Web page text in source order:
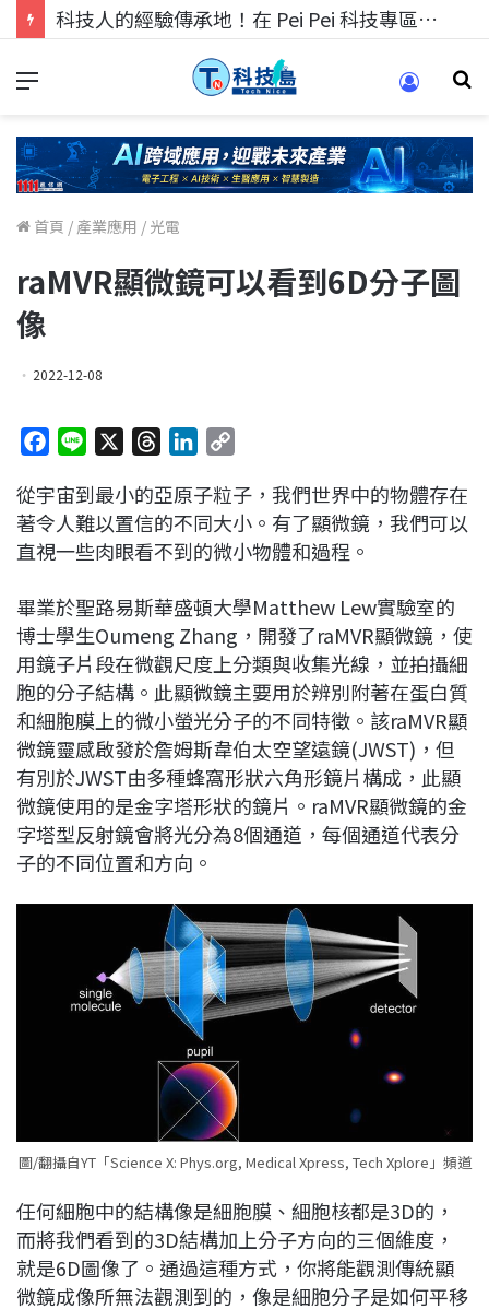
科技人找工作，就到TECH+ 科技專區!
首頁 / 產業應用 / 光電
raMVR顯微鏡可以看到6D分子圖
像
2022-12-08
c
e
b
o
k
n
e
r
e
a
s
n
k
e
I
n
p
y
L
n
k
從宇宙到最小的亞原子粒子，我們世界中的物體存在
著令人難以置信的不同大小。有了顯微鏡，我們可以
直視一些肉眼看不到的微小物體和過程。
畢業於聖路易斯華盛頓大學Matthew Lew實驗室的
博士學生Oumeng Zhang，開發了raMVR顯微鏡，使
用鏡子片段在微觀尺度上分類與收集光線，並拍攝細
胞的分子結構。此顯微鏡主要用於辨別附著在蛋白質
和細胞膜上的微小螢光分子的不同特徵。該raMVR顯
微鏡靈感啟發於詹姆斯韋伯太空望遠鏡(JWST)，但
有別於JWST由多種蜂窩形狀六角形鏡片構成，此顯
微鏡使用的是金字塔形狀的鏡片。raMVR顯微鏡的金
字塔型反射鏡會將光分為8個通道，每個通道代表分
子的不同位置和方向。
圖/翻攝自YT「Science X: Phys.org, Medical Xpress, Tech Xplore」頻道
任何細胞中的結構像是細胞膜、細胞核都是3D的，
而將我們看到的3D結構加上分子方向的三個維度，
就是6D圖像了。通過這種方式，你將能觀測傳統顯
微鏡成像所無法觀測到的，像是細胞分子是如何平移